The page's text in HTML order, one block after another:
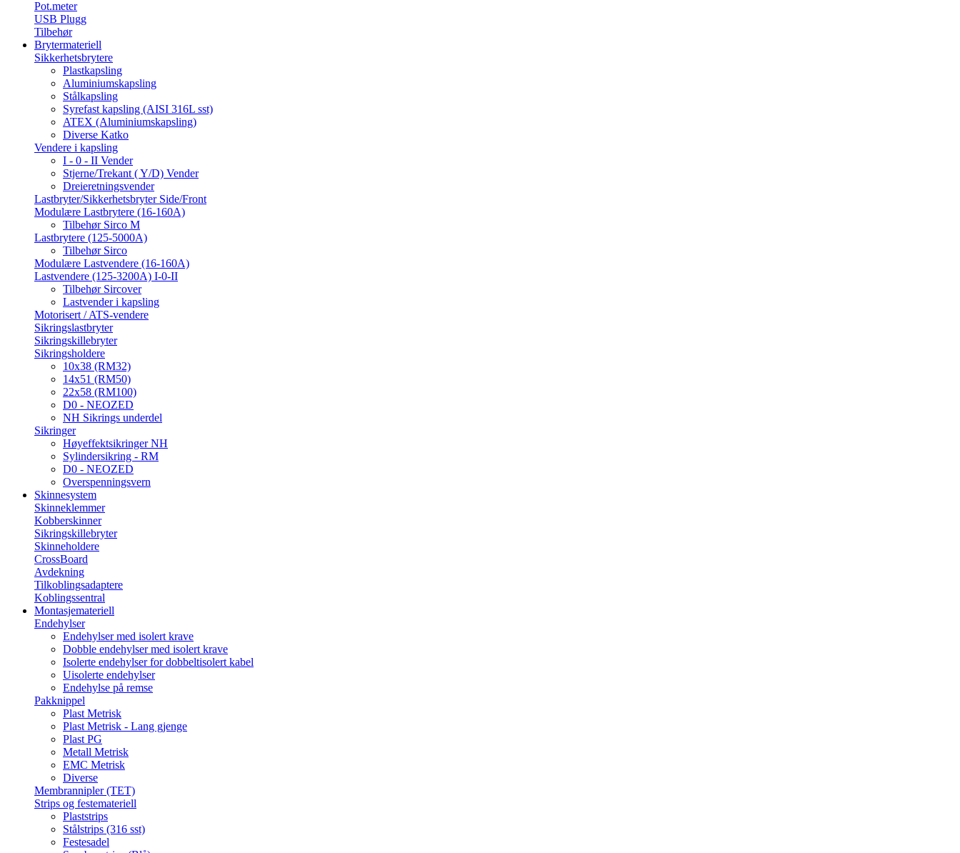
Pot.meter
USB Plugg
Tilbehør
Brytermateriell
Sikkerhetsbrytere
Plastkapsling
Aluminiumskapsling
Stålkapsling
Syrefast kapsling (AISI 316L sst)
ATEX (Aluminiumskapsling)
Diverse Katko
Vendere i kapsling
I - 0 - II Vender
Stjerne/Trekant ( Y/D) Vender
Dreieretningsvender
Lastbryter/Sikkerhetsbryter Side/Front
Modulære Lastbrytere (16-160A)
Tilbehør Sirco M
Lastbrytere (125-5000A)
Tilbehør Sirco
Modulære Lastvendere (16-160A)
Lastvendere (125-3200A) I-0-II
Tilbehør Sircover
Lastvender i kapsling
Motorisert / ATS-vendere
Sikringslastbryter
Sikringskillebryter
Sikringsholdere
10x38 (RM32)
14x51 (RM50)
22x58 (RM100)
D0 - NEOZED
NH Sikrings underdel
Sikringer
Høyeffektsikringer NH
Sylindersikring - RM
D0 - NEOZED
Overspenningsvern
Skinnesystem
Skinneklemmer
Kobberskinner
Sikringskillebryter
Skinneholdere
CrossBoard
Avdekning
Tilkoblingsadaptere
Koblingssentral
Montasjemateriell
Endehylser
Endehylser med isolert krave
Dobble endehylser med isolert krave
Isolerte endehylser for dobbeltisolert kabel
Uisolerte endehylser
Endehylse på remse
Pakknippel
Plast Metrisk
Plast Metrisk - Lang gjenge
Plast PG
Metall Metrisk
EMC Metrisk
Diverse
Membrannipler (TET)
Strips og festemateriell
Plaststrips
Stålstrips (316 sst)
Festesadel